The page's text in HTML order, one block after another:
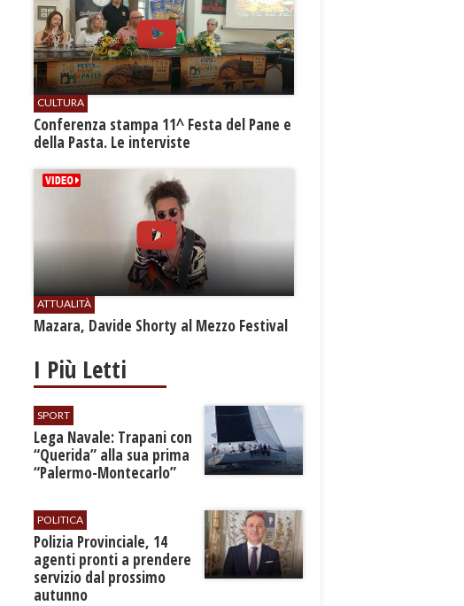
CULTURA
Conferenza stampa 11^ Festa del Pane e
della Pasta. Le interviste
ATTUALITÀ
Mazara, Davide Shorty al Mezzo Festival
I Più Letti
SPORT
​Lega Navale: Trapani con
“Querida” alla sua prima
“Palermo-Montecarlo”
POLITICA
​Polizia Provinciale, 14
agenti pronti a prendere
servizio dal prossimo
autunno